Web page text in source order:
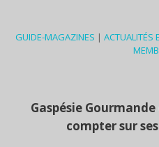
GUIDE-MAGAZINES | ACTUALITÉS
Gaspésie
compter sur